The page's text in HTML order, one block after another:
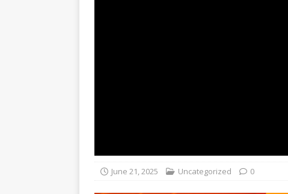
June 21, 2025 Uncategorized 0